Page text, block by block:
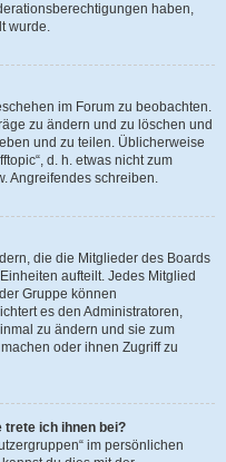
haben,
wurde.
im Forum zu beobachten.
zu ändern und zu löschen und
und zu teilen. Üblicherweise
d. h. etwas nicht zum
Angreifendes schreiben.
die die Mitglieder des Boards
aufteilt. Jedes Mitglied
Gruppe können
es den Administratoren,
zu ändern und sie zum
oder ihnen Zugriff zu
trete ich ihnen bei?
im persönlichen